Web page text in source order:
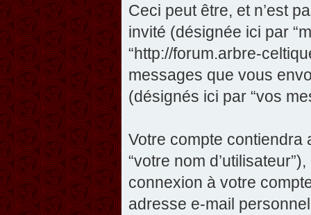
Ceci peut être, et n’est
invité (désignée ici par
“http://forum.arbre-
messages que vous
(désignés ici par “vos
Votre compte contiendra
“votre nom
connexion à votre
adresse e-mail